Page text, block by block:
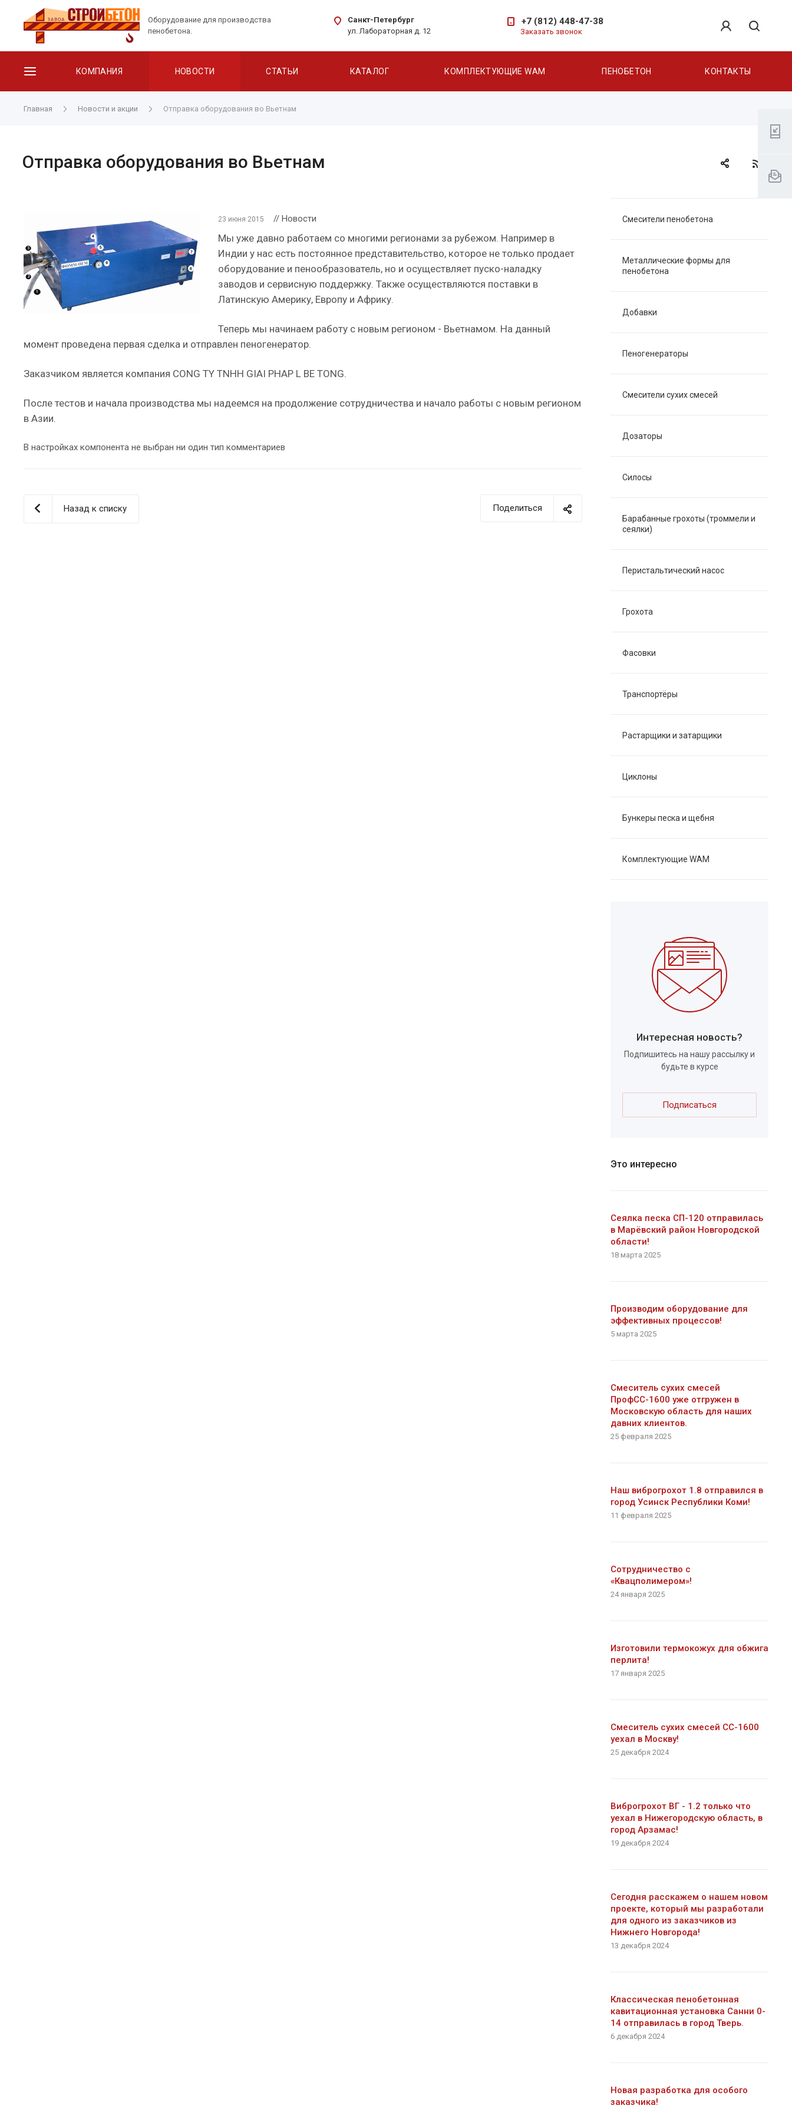
Оборудование для производства
пенобетона.
Санкт-Петербург
ул. Лабораторная д. 12
+7 (812) 448-47-38
Заказать звонок
КОМПАНИЯ НОВОСТИ СТАТЬИ КАТАЛОГ КОМПЛЕКТУЮЩИЕ WAM ПЕНОБЕТОН КОНТАКТЫ
Главная Новости и акции Отправка оборудования во Вьетнам
Отправка оборудования во Вьетнам
23 июня 2015 // Новости
Мы уже давно работаем со многими регионами за рубежом. Например в
Индии у нас есть постоянное представительство, которое не только продает
оборудование и пенообразователь, но и осуществляет пуско-наладку
заводов и сервисную поддержку. Также осуществляются поставки в
Латинскую Америку, Европу и Африку.
Теперь мы начинаем работу с новым регионом - Вьетнамом. На данный
момент проведена первая сделка и отправлен пеногенератор.
Заказчиком является компания CONG TY TNHH GIAI PHAP L BE TONG.
После тестов и начала производства мы надеемся на продолжение сотрудничества и начало работы с новым регионом
в Азии.
В настройках компонента не выбран ни один тип комментариев
Поделиться
Назад к списку
Смесители пенобетона
Металлические формы для
пенобетона
Добавки
Пеногенераторы
Смесители сухих смесей
Дозаторы
Силосы
Барабанные грохоты (троммели и
сеялки)
Перистальтический насос
Грохота
Фасовки
Транспортёры
Растарщики и затарщики
Циклоны
Бункеры песка и щебня
Комплектующие WAM
Интересная новость?
Подпишитесь на нашу рассылку и
будьте в курсе
Подписаться
Это интересно
Сеялка песка СП-120 отправилась
в Марёвский район Новгородской
области!
18 марта 2025
Производим оборудование для
эффективных процессов!
5 марта 2025
Смеситель сухих смесей
ПрофСС-1600 уже отгружен в
Московскую область для наших
давних клиентов.
25 февраля 2025
Наш виброгрохот 1.8 отправился в
город Усинск Республики Коми!
11 февраля 2025
Сотрудничество с
«Квацполимером»!
24 января 2025
Изготовили термокожух для обжига
перлита!
17 января 2025
Смеситель сухих смесей СС-1600
уехал в Москву!
25 декабря 2024
Виброгрохот ВГ - 1.2 только что
уехал в Нижегородскую область, в
город Арзамас!
19 декабря 2024
Сегодня расскажем о нашем новом
проекте, который мы разработали
для одного из заказчиков из
Нижнего Новгорода!
13 декабря 2024
Классическая пенобетонная
кавитационная установка Санни 0-
14 отправилась в город Тверь.
6 декабря 2024
Новая разработка для особого
заказчика!